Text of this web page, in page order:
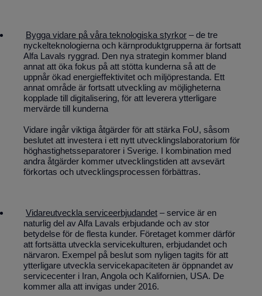
Bygga vidare på våra teknologiska styrkor – de tre
nyckelteknologierna och kärn­produktgrupperna är fortsatt
Alfa Lavals ryggrad. Den nya strategin kommer bland
annat att öka fokus på att stötta kunderna så att de
uppnår ökad energieffektivitet och miljöprestanda. Ett
annat område är fortsatt utveckling av möjligheterna
kopplade till digitalisering, för att leverera ytterligare
mervärde till kunderna
Vidare ingår viktiga åtgärder för att stärka FoU, såsom
beslutet att investera i ett nytt utvecklingslaboratorium för
höghastighetsseparatorer i Sverige. I kombination med
andra åtgärder kommer utvecklingstiden att avsevärt
förkortas och utvecklingsprocessen förbättras.
Vidareutveckla serviceerbjudandet – service är en
naturlig del av Alfa Lavals erbjudande och av stor
betydelse för de flesta kunder. Företaget kommer därför
att fortsätta utveckla servicekulturen, erbjudandet och
närvaron. Exempel på beslut som nyligen tagits för att
ytterligare utveckla servicekapaciteten är öppnandet av
servicecenter i Iran, Angola och Kalifornien, USA. De
kommer alla att invigas under 2016.